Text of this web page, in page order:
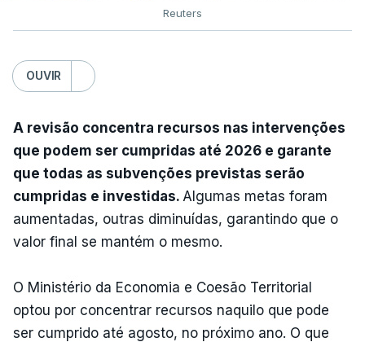
Reuters
OUVIR
A revisão concentra recursos nas intervenções
que podem ser cumpridas até 2026 e garante
que todas as subvenções previstas serão
cumpridas e investidas. Algumas metas foram
aumentadas, outras diminuídas, garantindo que o
valor final se mantém o mesmo.
O Ministério da Economia e Coesão Territorial
optou por concentrar recursos naquilo que pode
ser cumprido até agosto, no próximo ano. O que